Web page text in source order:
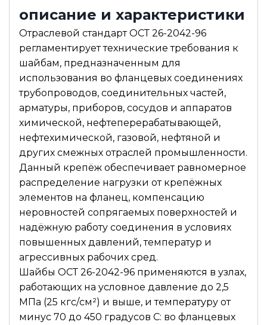
описание и характеристики
Отраслевой стандарт ОСТ 26-2042-96
регламентирует технические требования к
шайбам, предназначенным для
использования во фланцевых соединениях
трубопроводов, соединительных частей,
арматуры, приборов, сосудов и аппаратов
химической, нефтеперерабатывающей,
нефтехимической, газовой, нефтяной и
других смежных отраслей промышленности.
Данный крепёж обеспечивает равномерное
распределение нагрузки от крепёжных
элементов на фланец, компенсацию
неровностей сопрягаемых поверхностей и
надёжную работу соединения в условиях
повышенных давлений, температур и
агрессивных рабочих сред.
Шайбы ОСТ 26-2042-96 применяются в узлах,
работающих на условное давление до 2,5
МПа (25 кгс/см²) и выше, и температуру от
минус 70 до 450 градусов С: во фланцевых